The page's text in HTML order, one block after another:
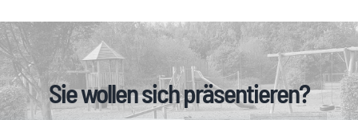
Sie wollen sich präsentieren?